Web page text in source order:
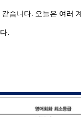
습니다. 오늘은 여러
.